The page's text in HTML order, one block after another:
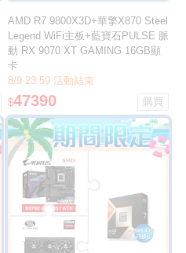
AMD R7 9800X3D+華擎X870 Steel
Legend WiFi主板+藍寶石PULSE 脈
動 RX 9070 XT GAMING 16GB顯
卡
8/9 23:59 活動結束
$47390